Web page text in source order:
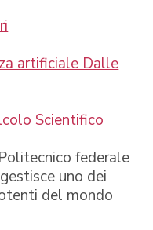
artificiale Dalle
Scientifico
federale
uno dei
del mondo